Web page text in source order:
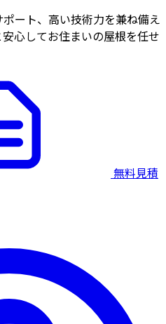
ート、高い技術力を兼ね備え
心してお住まいの屋根を任せ
無料見積